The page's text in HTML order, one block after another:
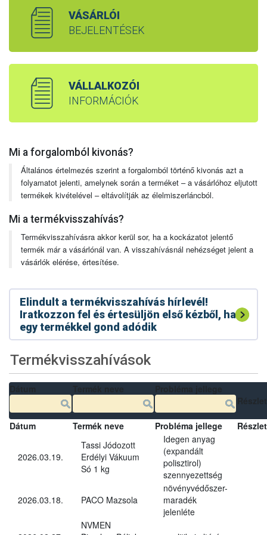
VÁSÁRLÓI
BEJELENTÉSEK
VÁLLALKOZÓI
INFORMÁCIÓK
Mi a forgalomból kivonás?
Általános értelmezés szerint a forgalomból történő kivonás azt a
folyamatot jelenti, amelynek során a terméket – a vásárlóhoz eljutott
termékek kivételével – eltávolítják az élelmiszerláncból.
Mi a termékvisszahívás?
Termékvisszahívásra akkor kerül sor, ha a kockázatot jelentő
termék már a vásárlónál van. A visszahívásnál nehézséget jelent a
vásárlók elérése, értesítése.
Elindult a termékvisszahívás hírlevél!
Iratkozzon fel és értesüljön első kézből, ha
egy termékkel gond adódik
Termékvisszahívások
Dátum Termék neve Probléma jellege
2026.03.19.
Tassi Jódozott
Erdélyi Vákuum
Só 1 kg
Idegen anyag
(expandált
polisztirol)
szennyezettség
2026.03.18. PACO Mazsola
növényvédőszer-
maradék
jelenléte
NVMEN